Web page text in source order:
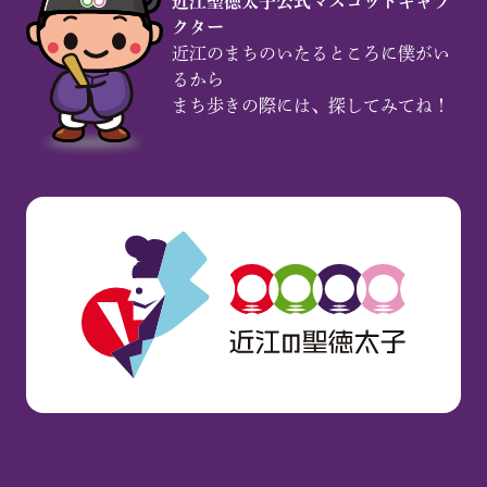
クター
近江のまちのいたるところに僕がい
るから
まち歩きの際には、探してみてね！